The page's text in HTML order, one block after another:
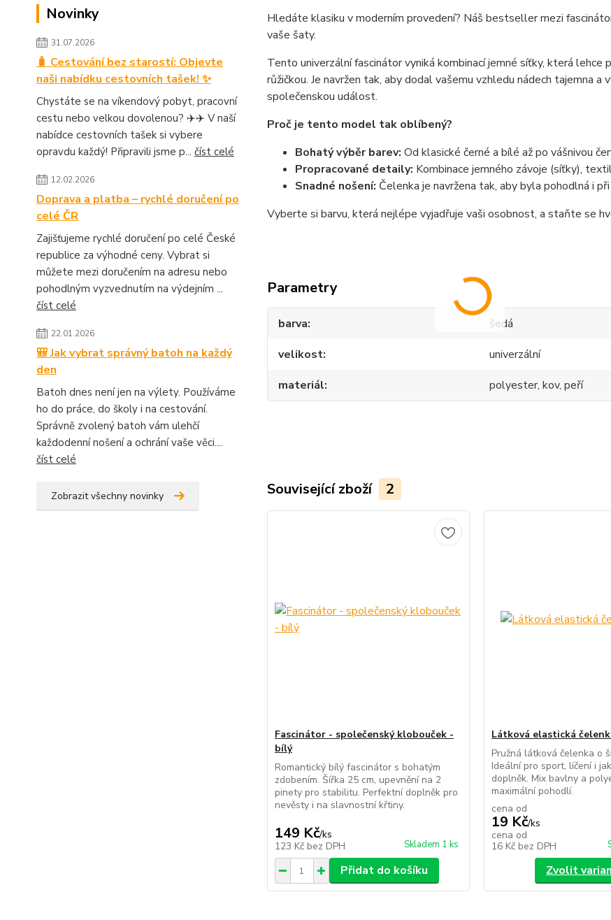
Novinky
31.07.2026
🧳 Cestování bez starostí: Objevte
naši nabídku cestovních tašek! ✨
Chystáte se na víkendový pobyt, pracovní
cestu nebo velkou dovolenou? ✈️✈️ V naší
nabídce cestovních tašek si vybere
opravdu každý! Připravili jsme p... číst celé
12.02.2026
Doprava a platba – rychlé doručení po
celé ČR
Zajišťujeme rychlé doručení po celé České
republice za výhodné ceny. Vybrat si
můžete mezi doručením na adresu nebo
pohodlným vyzvednutím na výdejním ...
číst celé
22.01.2026
🎒 Jak vybrat správný batoh na každý
den
Batoh dnes není jen na výlety. Používáme
ho do práce, do školy i na cestování.
Správně zvolený batoh vám ulehčí
každodenní nošení a ochrání vaše věci....
číst celé
Zobrazit všechny novinky
Hledáte klasiku v moderním provedení? Náš bestseller mezi
vaše šaty.
Tento univerzální fascinátor vyniká kombinací jemné síťky, která
růžičkou. Je navržen tak, aby dodal vašemu vzhledu nádech tajemna
společenskou událost.
Proč je tento model tak oblíbený?
Bohatý výběr barev: Od klasické černé a bílé až po vášnivou
Propracované detaily: Kombinace jemného závoje (síťky),
Snadné nošení: Čelenka je navržena tak, aby byla pohodlná i
Vyberte si barvu, která nejlépe vyjadřuje vaši osobnost, a staňte se
Parametry
barva
šedá
velikost
univerzální
materiál
polyester, kov, peří
Související zboží 2
Fascinátor - společenský klobouček -
bílý
Romantický bílý fascinátor s bohatým
zdobením. Šířka 25 cm, upevnění na 2
pinety pro stabilitu. Perfektní doplněk pro
nevěsty i na slavnostní křtiny.
149 Kč/ks
123 Kč bez DPH Skladem 1 ks
Přidat do košíku
Látková elastická
Pružná látková čelenka o
Ideální pro sport, líčení i
doplněk. Mix bavlny a
maximální pohodlí.
cena od
19 Kč/ks
cena od
16 Kč bez DPH
Zvolit